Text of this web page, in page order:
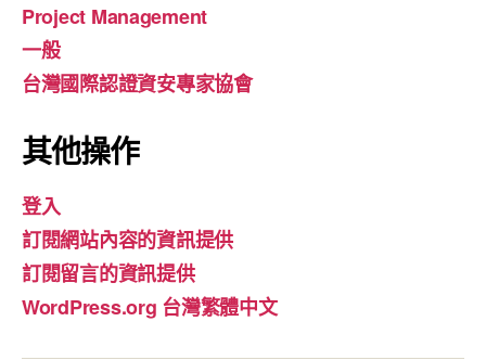
Project Management
一般
台灣國際認證資安專家協會
其他操作
登入
訂閱網站內容的資訊提供
訂閱留言的資訊提供
WordPress.org 台灣繁體中文